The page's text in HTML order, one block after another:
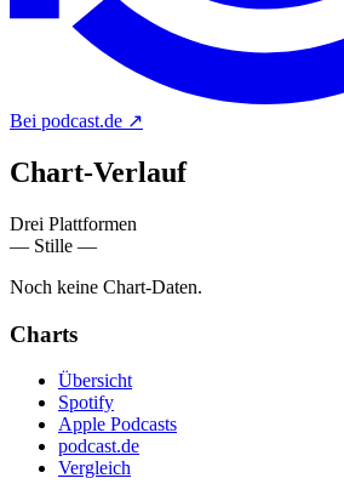
Bei podcast.de ↗
Chart-Verlauf
Drei Plattformen
— Stille —
Noch keine Chart-Daten.
Charts
Übersicht
Spotify
Apple Podcasts
podcast.de
Vergleich